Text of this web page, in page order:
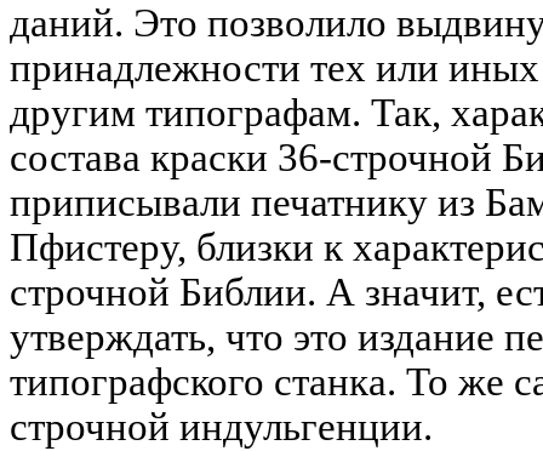
даний. Это позволило
принадлежности тех или
другим типографам. Так,
состава краски 36-строчной
приписывали печатнику из
Пфистеру, близки к
строчной Библии. А значит,
утверждать, что это издание
типографского станка. То же
строчной индульгенции.